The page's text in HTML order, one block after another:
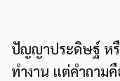
ปัญญาประดิษฐ์ หรื
ทำงาน แต่คำถามคื